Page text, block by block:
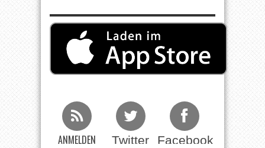
ANMELDEN Twitter Facebook